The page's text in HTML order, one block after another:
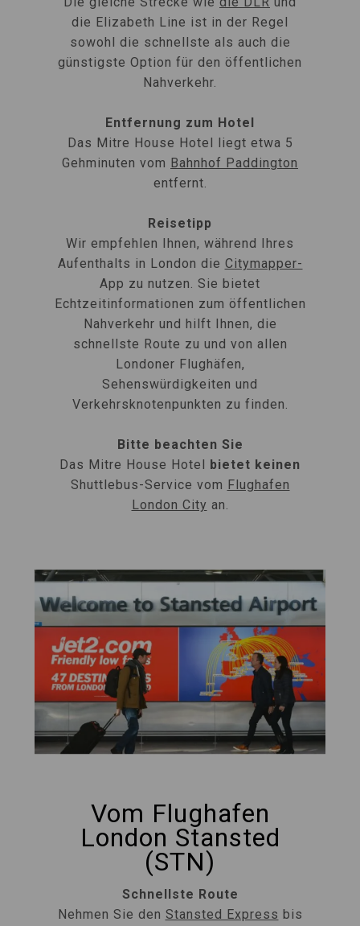
die Elizabeth Line ist in der Regel
sowohl die schnellste als auch die
günstigste Option für den öffentlichen
Nahverkehr.
Entfernung zum Hotel
Das Mitre House Hotel liegt etwa 5
Gehminuten vom Bahnhof Paddington
entfernt.
Reisetipp
Wir empfehlen Ihnen, während Ihres
Aufenthalts in London die Citymapper-
App zu nutzen. Sie bietet
Echtzeitinformationen zum öffentlichen
Nahverkehr und hilft Ihnen, die
schnellste Route zu und von allen
Londoner Flughäfen,
Sehenswürdigkeiten und
Verkehrsknotenpunkten zu finden.
Bitte beachten Sie
Das Mitre House Hotel bietet keinen
Shuttlebus-Service vom Flughafen
London City an.
Vom Flughafen
London Stansted
(STN)
Schnellste Route
Nehmen Sie den Stansted Express bis